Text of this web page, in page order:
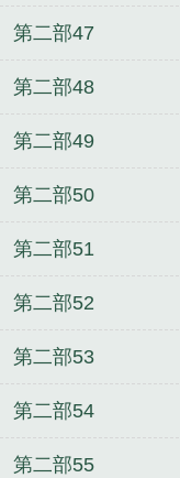
第二部47
第二部48
第二部49
第二部50
第二部51
第二部52
第二部53
第二部54
第二部55